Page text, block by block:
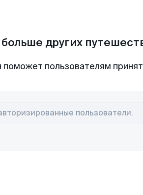
других
пользователям